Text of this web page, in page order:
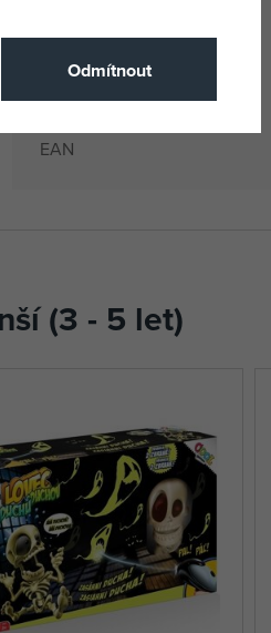
Výrobce / Dodavatel
EAN
(3 - 5 let)
Odmítnout